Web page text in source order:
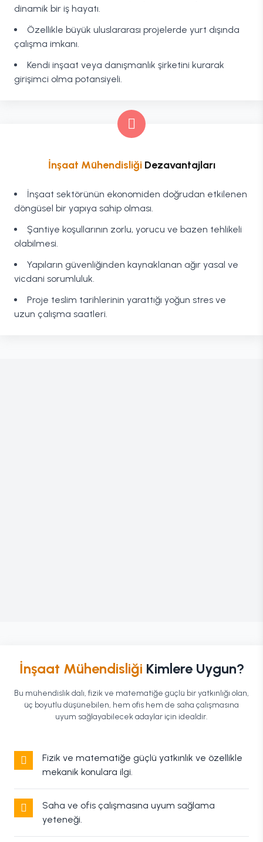
dinamik bir iş hayatı.
Özellikle büyük uluslararası projelerde yurt dışında
çalışma imkanı.
Kendi inşaat veya danışmanlık şirketini kurarak
girişimci olma potansiyeli.
İnşaat MühendisliğiDezavantajları
İnşaat sektörünün ekonomiden doğrudan etkilenen
döngüsel bir yapıya sahip olması.
Şantiye koşullarının zorlu, yorucu ve bazen tehlikeli
olabilmesi.
Yapıların güvenliğinden kaynaklanan ağır yasal ve
vicdani sorumluluk.
Proje teslim tarihlerinin yarattığı yoğun stres ve
uzun çalışma saatleri.
İnşaat Mühendisliği Kimlere Uygun?
Bu mühendislik dalı, fizik ve matematiğe güçlü bir yatkınlığı olan,
üç boyutlu düşünebilen, hem ofis hem de saha çalışmasına
uyum sağlayabilecek adaylar için idealdir.
Fizik ve matematiğe güçlü yatkınlık ve özellikle
mekanik konulara ilgi.
Saha ve ofis çalışmasına uyum sağlama
yeteneği.